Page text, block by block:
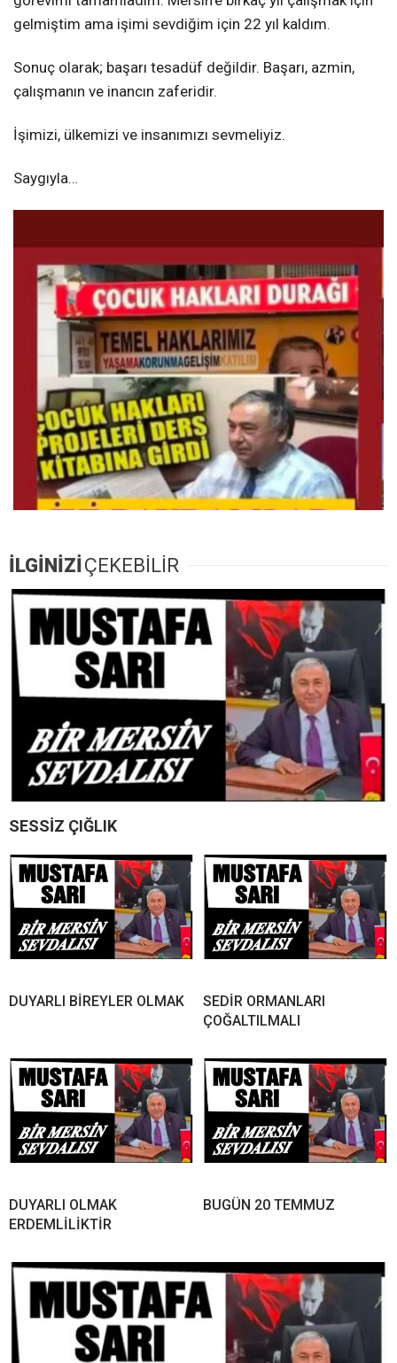
gelmiştim ama işimi sevdiğim için 22 yıl kaldım.
Sonuç olarak; başarı tesadüf değildir. Başarı, azmin,
çalışmanın ve inancın zaferidir.
İşimizi, ülkemizi ve insanımızı sevmeliyiz.
Saygıyla…
İLGİNİZİÇEKEBİLİR
SESSİZ ÇIĞLIK
DUYARLI BİREYLER OLMAK
SEDİR ORMANLARI
ÇOĞALTILMALI
DUYARLI OLMAK
ERDEMLİLİKTİR
BUGÜN 20 TEMMUZ